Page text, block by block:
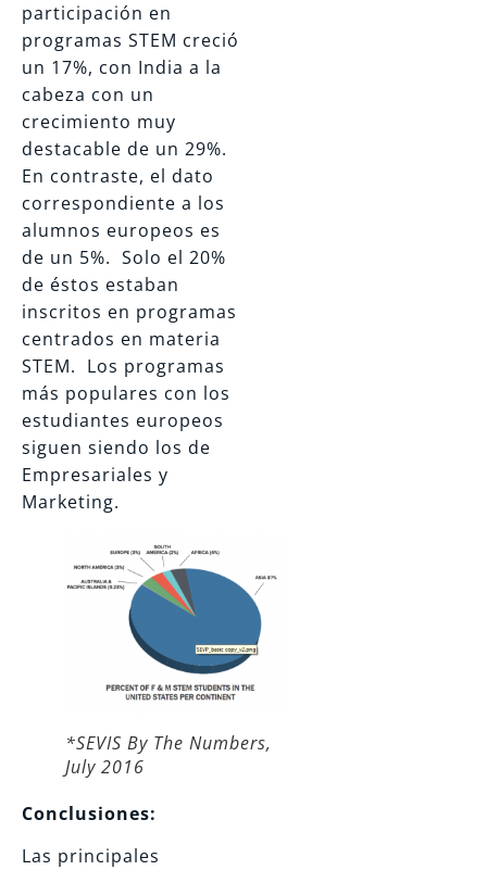
participación en
programas STEM creció
un 17%, con India a la
cabeza con un
crecimiento muy
destacable de un 29%.
En contraste, el dato
correspondiente a los
alumnos europeos es
de un 5%. Solo el 20%
de éstos estaban
inscritos en programas
centrados en materia
STEM. Los programas
más populares con los
estudiantes europeos
siguen siendo los de
Empresariales y
Marketing.
*SEVIS By The Numbers,
July 2016
Conclusiones:
Las principales